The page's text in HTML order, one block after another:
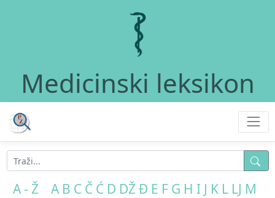
Medicinski leksikon
A - Ž A B C Č Ć D DŽĐ E F G H I J K L LJ M